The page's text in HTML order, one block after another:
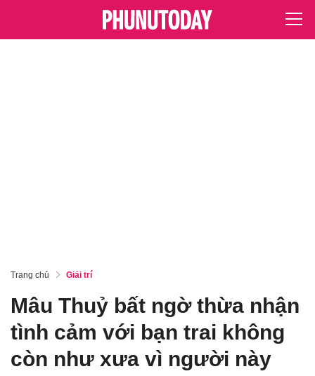
Trang chủ Giải trí
Mâu Thuỷ bất ngờ thừa nhận
tình cảm với bạn trai không
còn như xưa vì người này